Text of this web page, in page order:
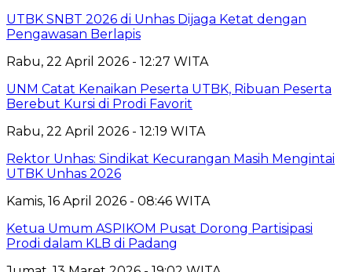
UTBK SNBT 2026 di Unhas Dijaga Ketat dengan
Pengawasan Berlapis
Rabu, 22 April 2026 - 12:27 WITA
UNM Catat Kenaikan Peserta UTBK, Ribuan Peserta
Berebut Kursi di Prodi Favorit
Rabu, 22 April 2026 - 12:19 WITA
Rektor Unhas: Sindikat Kecurangan Masih Mengintai
UTBK Unhas 2026
Kamis, 16 April 2026 - 08:46 WITA
Ketua Umum ASPIKOM Pusat Dorong Partisipasi
Prodi dalam KLB di Padang